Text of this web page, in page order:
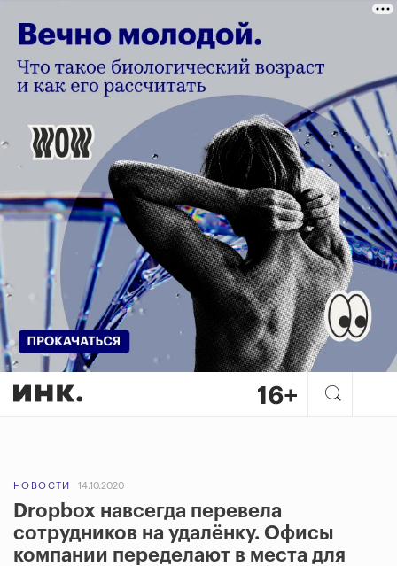
НОВОСТИ 14.10.2020
Dropbox навсегда перевела
сотрудников на удалёнку. Офисы
компании переделают в места для